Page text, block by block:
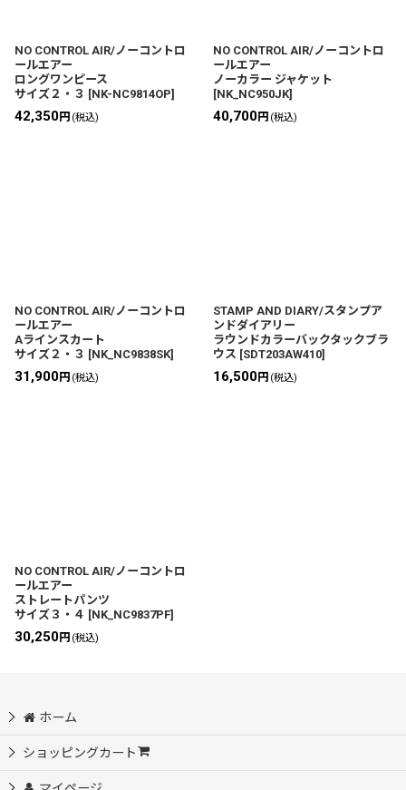
NO CONTROL AIR/ノーコントロ
ールエアー
ロングワンピース
サイズ２・３ [NK-NC9814OP]
42,350円 (税込)
NO CONTROL AIR/ノーコントロ
ールエアー
ノーカラー ジャケット
[NK_NC950JK]
40,700円 (税込)
NO CONTROL AIR/ノーコントロ
ールエアー
Aラインスカート
サイズ２・３ [NK_NC9838SK]
31,900円 (税込)
STAMP AND DIARY/スタンプア
ンドダイアリー
ラウンドカラーバックタックブラ
ウス [SDT203AW410]
16,500円 (税込)
NO CONTROL AIR/ノーコントロ
ールエアー
ストレートパンツ
サイズ３・４ [NK_NC9837PF]
30,250円 (税込)
ホーム
ショッピングカート